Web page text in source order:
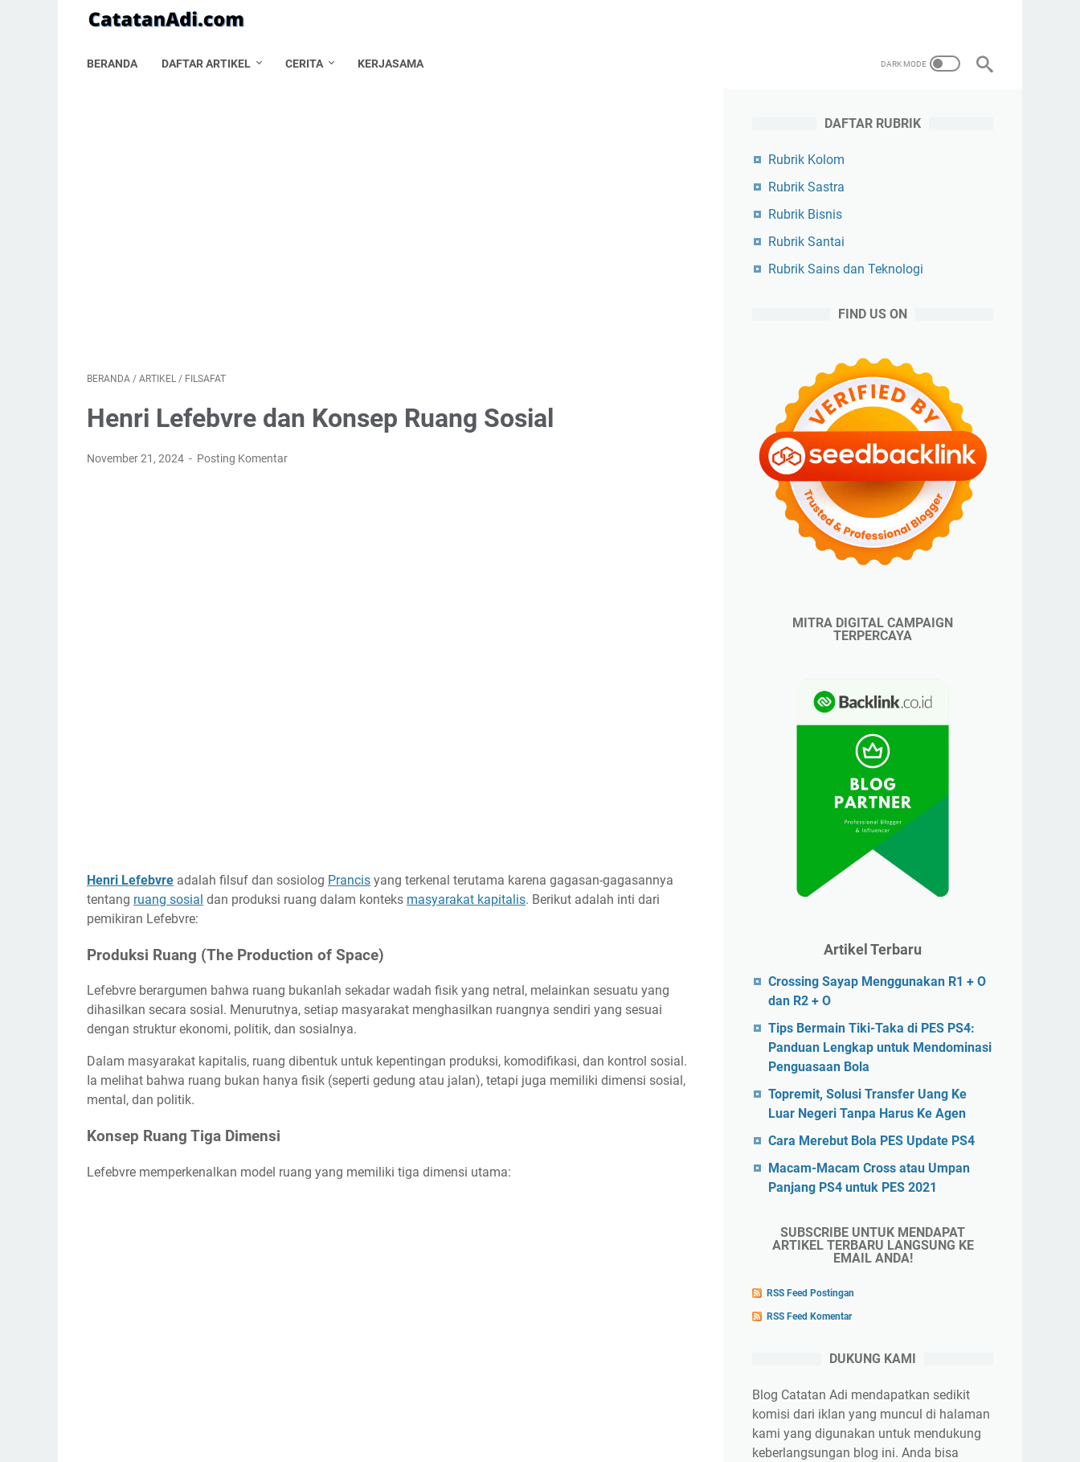
BERANDA DAFTAR ARTIKEL CERITA KERJASAMA
BERANDA / ARTIKEL / FILSAFAT
Henri Lefebvre dan Konsep Ruang Sosial
November 21, 2024 Posting Komentar
Henri Lefebvre adalah filsuf dan sosiolog Prancis yang terkenal terutama karena gagasan-gagasannya
tentang ruang sosial dan produksi ruang dalam konteks masyarakat kapitalis. Berikut adalah inti dari
pemikiran Lefebvre:
Produksi Ruang (The Production of Space)
Lefebvre berargumen bahwa ruang bukanlah sekadar wadah fisik yang netral, melainkan sesuatu yang
dihasilkan secara sosial. Menurutnya, setiap masyarakat menghasilkan ruangnya sendiri yang sesuai
dengan struktur ekonomi, politik, dan sosialnya.
Dalam masyarakat kapitalis, ruang dibentuk untuk kepentingan produksi, komodifikasi, dan kontrol sosial.
Ia melihat bahwa ruang bukan hanya fisik (seperti gedung atau jalan), tetapi juga memiliki dimensi sosial,
mental, dan politik.
Konsep Ruang Tiga Dimensi
Lefebvre memperkenalkan model ruang yang memiliki tiga dimensi utama:
DAFTAR RUBRIK
Rubrik Kolom
Rubrik Sastra
Rubrik Bisnis
Rubrik Santai
Rubrik Sains dan Teknologi
FIND US ON
MITRA DIGITAL CAMPAIGN
TERPERCAYA
Artikel Terbaru
Crossing Sayap Menggunakan R1 + O
dan R2 + O
Tips Bermain Tiki-Taka di PES PS4:
Panduan Lengkap untuk Mendominasi
Penguasaan Bola
Topremit, Solusi Transfer Uang Ke
Luar Negeri Tanpa Harus Ke Agen
Cara Merebut Bola PES Update PS4
Macam-Macam Cross atau Umpan
Panjang PS4 untuk PES 2021
SUBSCRIBE UNTUK MENDAPAT
ARTIKEL TERBARU LANGSUNG KE
EMAIL ANDA!
RSS Feed Postingan
RSS Feed Komentar
DUKUNG KAMI
Blog Catatan Adi mendapatkan sedikit
komisi dari iklan yang muncul di halaman
kami yang digunakan untuk mendukung
keberlangsungan blog ini. Anda bisa